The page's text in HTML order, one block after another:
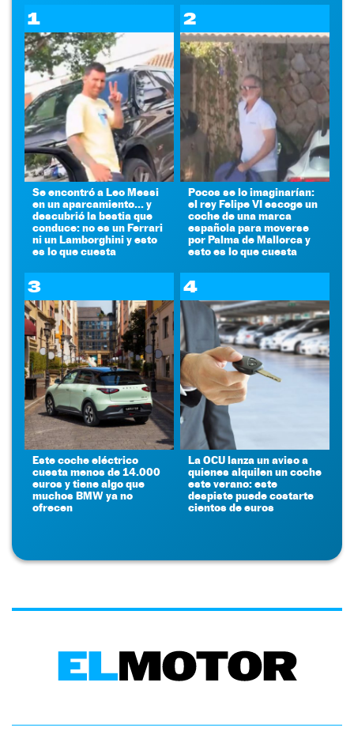
1
Se encontró a Leo Messi
en un aparcamiento... y
descubrió la bestia que
conduce: no es un Ferrari
ni un Lamborghini y esto
es lo que cuesta
2
Pocos se lo imaginarían:
el rey Felipe VI escoge un
coche de una marca
española para moverse
por Palma de Mallorca y
esto es lo que cuesta
3
Este coche eléctrico
cuesta menos de 14.000
euros y tiene algo que
muchos BMW ya no
ofrecen
4
La OCU lanza un aviso a
quienes alquilen un coche
este verano: este
despiste puede costarte
cientos de euros